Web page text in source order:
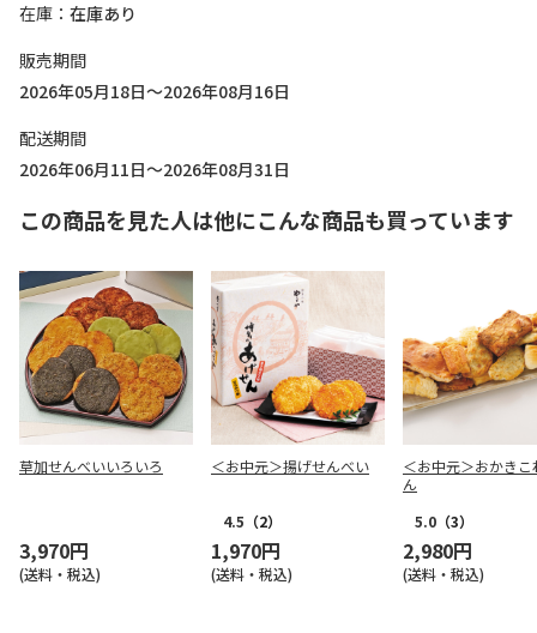
在庫
在庫あり
販売期間
2026年05月18日～2026年08月16日
配送期間
2026年06月11日～2026年08月31日
この商品を見た人は他にこんな商品も買っています
草加せんべいいろいろ
3,970円
(送料・税込)
＜お中元＞揚げせんべい
4.5 （2）
1,970円
(送料・税込)
＜お中元＞おかきこ
ん
5.0 （3）
2,980円
(送料・税込)